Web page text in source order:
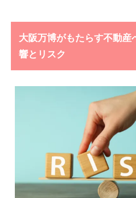
大阪万博がもたらす不動産
響とリスク